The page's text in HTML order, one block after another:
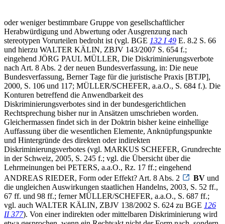
oder weniger bestimmbare Gruppe von gesellschaftlicher
Herabwürdigung und Abwertung oder Ausgrenzung nach
stereotypen Vorurteilen bedroht ist (vgl. BGE 132 I 49 E. 8.2 S. 66
und hierzu WALTER KÄLIN, ZBJV 143/2007 S. 654 f.;
eingehend JÖRG PAUL MÜLLER, Die Diskriminierungsverbote
nach Art. 8 Abs. 2 der neuen Bundesverfassung, in: Die neue
Bundesverfassung, Berner Tage für die juristische Praxis [BTJP],
2000, S. 106 und 117; MÜLLER/SCHEFER, a.a.O., S. 684 f.). Die
Konturen betreffend die Anwendbarkeit des
Diskriminierungsverbotes sind in der bundesgerichtlichen
Rechtsprechung bisher nur in Ansätzen umschrieben worden.
Gleichermassen findet sich in der Doktrin bisher keine einhellige
Auffassung über die wesentlichen Elemente, Anknüpfungspunkte
und Hintergründe des direkten oder indirekten
Diskriminierungsverbotes (vgl. MARKUS SCHEFER, Grundrechte
in der Schweiz, 2005, S. 245 f.; vgl. die Übersicht über die
Lehrmeinungen bei PETERS, a.a.O., Rz. 17 ff.; eingehend
ANDREAS RIEDER, Form oder Effekt? Art. 8 Abs. 2
BV und
die ungleichen Auswirkungen staatlichen Handelns, 2003, S. 52 ff.,
67 ff. und 98 ff.; ferner MÜLLER/SCHEFER, a.a.O., S. 687 ff.;
vgl. auch WALTER KÄLIN, ZBJV 138/2002 S. 624 zu BGE 126
II 377). Von einer indirekten oder mittelbaren Diskriminierung wird